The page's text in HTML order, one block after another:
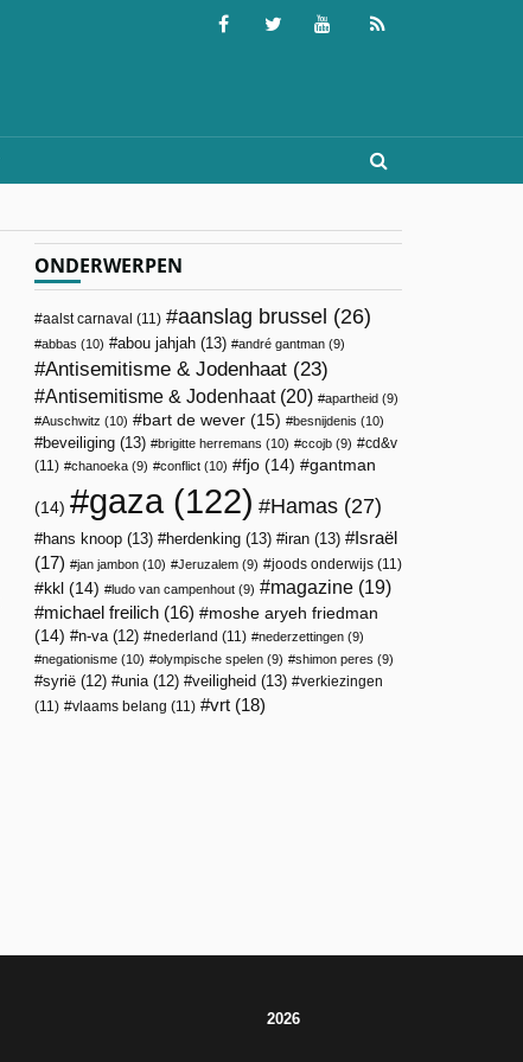
ONDERWERPEN
aalst carnaval (11) aanslag brussel (26)
abbas (10) abou jahjah (13) andré gantman (9)
Antisemitisme & Jodenhaat (23)
Antisemitisme & Jodenhaat(20) apartheid (9)
Auschwitz (10) bart de wever (15) besnijdenis (10)
beveiliging (13) brigitte herremans (10) ccojb (9)
cd&v
(11)
chanoeka (9) conflict (10) fjo (14) gantman
(14) gaza(122) Hamas (27)
hans knoop (13) herdenking (13) iran (13)
Israël
(17)
jan jambon (10) Jeruzalem (9) joods onderwijs (11)
kkl (14) ludo van campenhout (9) magazine (19)
michael freilich (16)
moshe aryeh friedman
(14)
n-va(12) nederland (11) nederzettingen (9)
negationisme (10) olympische spelen (9) shimon peres (9)
syrië (12) unia(12) veiligheid (13)
verkiezingen
(11)
vlaams belang (11) vrt (18)
2026